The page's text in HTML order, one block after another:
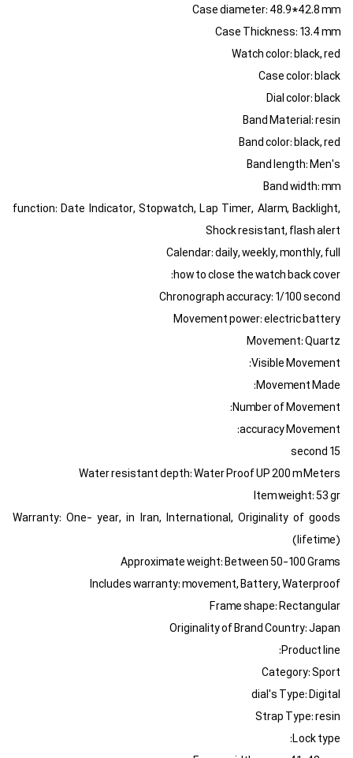
Case diameter: 48.9*42.8 mm
Case Thickness: 13.4 mm
Watch color: black, red
Case color: black
Dial color: black
Band Material: resin
Band color: black, red
Band length: Men's
Band width: mm
function: Date Indicator, Stopwatch, Lap Timer, Alarm, Backlight,
Shock resistant, flash alert
Calendar: daily, weekly, monthly, full
how to close the watch back cover:
Chronograph accuracy: 1/100 second
Movement power: electric battery
Movement: Quartz
Visible Movement:
Movement Made:
Number of Movement:
accuracy Movement:
15 second
Water resistant depth: Water Proof UP 200 m Meters
Item weight: 53 gr
Warranty: One- year, in Iran, International, Originality of goods
(lifetime)
Approximate weight: Between 50-100 Grams
Includes warranty: movement, Battery, Waterproof
Frame shape: Rectangular
Originality of Brand Country: Japan
Product line:
Category: Sport
dial's Type: Digital
Strap Type: resin
Lock type: